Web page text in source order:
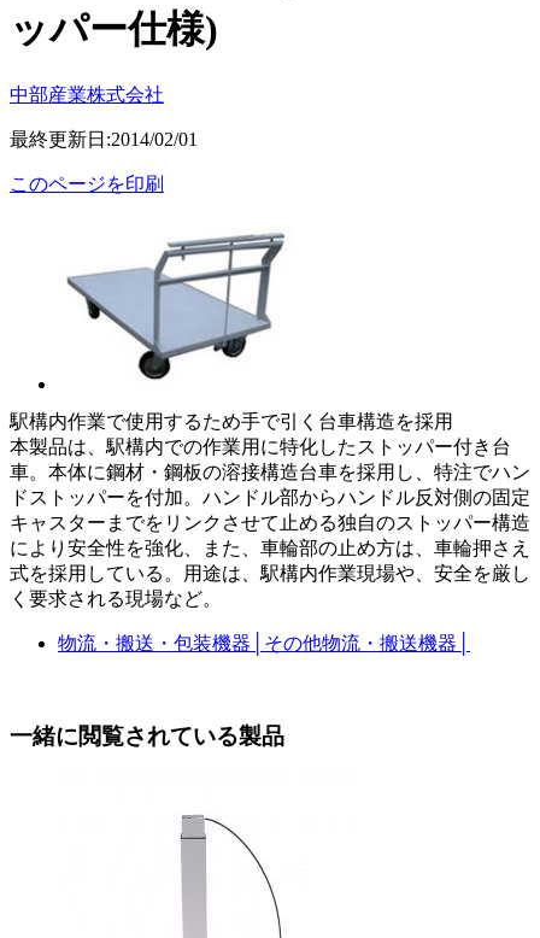
ッパー仕様)
中部産業株式会社
最終更新日:2014/02/01
このページを印刷
駅構内作業で使用するため手で引く台車構造を採用
本製品は、駅構内での作業用に特化したストッパー付き台
車。本体に鋼材・鋼板の溶接構造台車を採用し、特注でハン
ドストッパーを付加。ハンドル部からハンドル反対側の固定
キャスターまでをリンクさせて止める独自のストッパー構造
により安全性を強化、また、車輪部の止め方は、車輪押さえ
式を採用している。用途は、駅構内作業現場や、安全を厳し
く要求される現場など。
物流・搬送・包装機器 その他物流・搬送機器
一緒に閲覧されている製品